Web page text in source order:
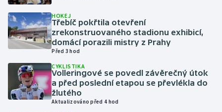
Moderní pětiboj
Motorsport
Parasport
HOKEJ
Třebíč pokřtila otevření
zrekonstruovaného stadionu exhibicí,
domácí porazili mistry z Prahy
Před 3 hod
CYKLISTIKA
Volleringové se povedl závěrečný útok
a před poslední etapou se převlékla do
žlutého
Aktualizováno před 4 hod